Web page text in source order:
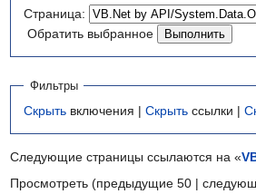
Страница:
Обратить выбранное
Фильтры
Скрыть включения | Скрыть ссылки |
Следующие страницы ссылаются на «
Просмотреть (предыдущие 50 |